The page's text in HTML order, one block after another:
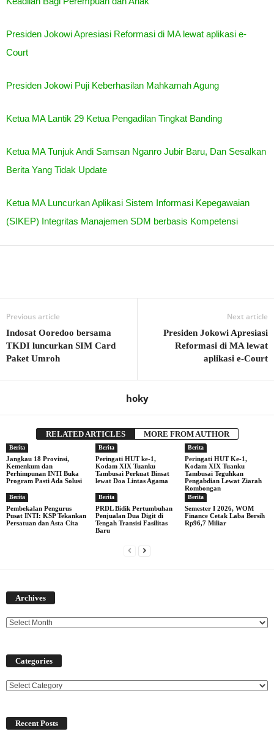
Presiden Jokowi Apresiasi Reformasi di MA lewat aplikasi e-
Court
Presiden Jokowi Puji Keberhasilan Mahkamah Agung
Ketua MA Lantik 29 Ketua Pengadilan Tingkat Banding
Ketua MA Tunjuk Andi Samsan Nganro Jubir Baru, Dan Sesalkan
Berita Yang Tidak Update
Ketua MA Luncurkan Aplikasi Sistem Informasi Kepegawaian
(SIKEP) Integritas Manajemen SDM berbasis Kompetensi
Previous article
Indosat Ooredoo bersama
TKDI luncurkan SIM Card
Paket Umroh
Next article
Presiden Jokowi Apresiasi
Reformasi di MA lewat
aplikasi e-Court
hoky
RELATED ARTICLES MORE FROM AUTHOR
Berita
Jangkau 18 Provinsi,
Kemenkum dan
Perhimpunan INTI Buka
Program Pasti Ada Solusi
Berita
Peringati HUT ke-1,
Kodam XIX Tuanku
Tambusai Perkuat Binsat
lewat Doa Lintas Agama
Berita
Peringati HUT Ke-1,
Kodam XIX Tuanku
Tambusai Teguhkan
Pengabdian Lewat Ziarah
Rombongan
Berita
Pembekalan Pengurus
Pusat INTI: KSP Tekankan
Persatuan dan Asta Cita
Berita
PRDL Bidik Pertumbuhan
Penjualan Dua Digit di
Tengah Transisi Fasilitas
Baru
Berita
Semester I 2026, WOM
Finance Cetak Laba Bersih
Rp96,7 Miliar
Archives
Categories
Categories
Recent Posts